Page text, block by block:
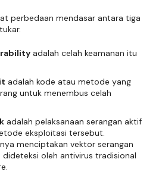
perbedaan mendasar antara tiga
adalah celah keamanan itu
adalah kode atau metode yang
untuk menembus celah
adalah pelaksanaan serangan aktif
eksploitasi tersebut.
menciptakan vektor serangan
oleh antivirus tradisional